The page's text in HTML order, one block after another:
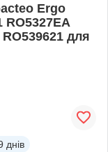
Ergo
RO5327EA
для
днів